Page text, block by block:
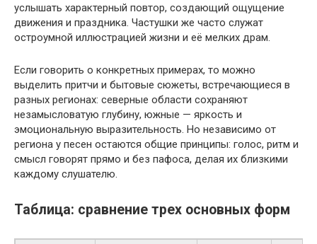
услышать характерный повтор, создающий ощущение
движения и праздника. Частушки же часто служат
остроумной иллюстрацией жизни и её мелких драм.
Если говорить о конкретных примерах, то можно
выделить притчи и бытовые сюжеты, встречающиеся в
разных регионах: северные области сохраняют
незамысловатую глубину, южные — яркость и
эмоциональную выразительность. Но независимо от
региона у песен остаются общие принципы: голос, ритм и
смысл говорят прямо и без пафоса, делая их близкими
каждому слушателю.
Таблица: сравнение трех основных форм